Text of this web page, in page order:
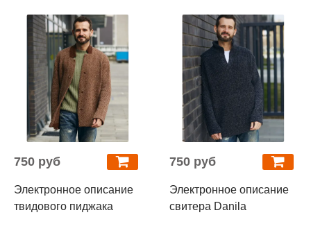
750 руб
Электронное описание
твидового пиджака
750 руб
Электронное описание
свитера Danila